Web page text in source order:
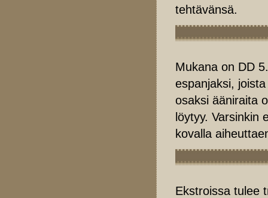
tehtävänsä.
Mukana on DD
espanjaksi,
osaksi ääniraita
löytyy. Varsinkin
kovalla
Ekstroissa tulee